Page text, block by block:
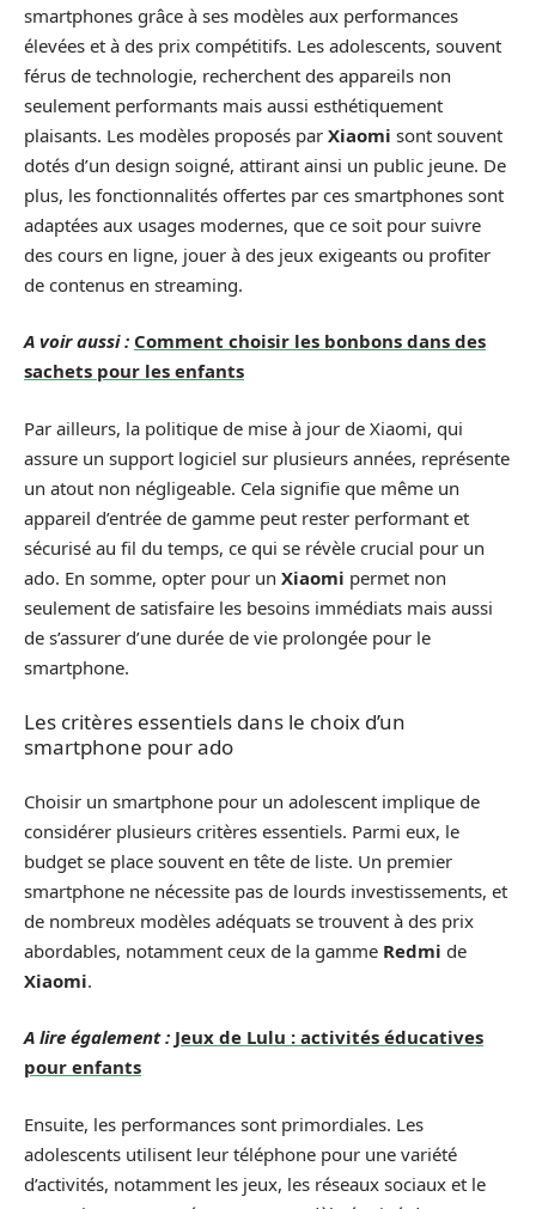
smartphones grâce à ses modèles aux performances
élevées et à des prix compétitifs. Les adolescents, souvent
férus de technologie, recherchent des appareils non
seulement performants mais aussi esthétiquement
plaisants. Les modèles proposés par Xiaomi sont souvent
dotés d’un design soigné, attirant ainsi un public jeune. De
plus, les fonctionnalités offertes par ces smartphones sont
adaptées aux usages modernes, que ce soit pour suivre
des cours en ligne, jouer à des jeux exigeants ou profiter
de contenus en streaming.
A voir aussi : Comment choisir les bonbons dans des
sachets pour les enfants
Par ailleurs, la politique de mise à jour de Xiaomi, qui
assure un support logiciel sur plusieurs années, représente
un atout non négligeable. Cela signifie que même un
appareil d’entrée de gamme peut rester performant et
sécurisé au fil du temps, ce qui se révèle crucial pour un
ado. En somme, opter pour un Xiaomi permet non
seulement de satisfaire les besoins immédiats mais aussi
de s’assurer d’une durée de vie prolongée pour le
smartphone.
Les critères essentiels dans le choix d’un
smartphone pour ado
Choisir un smartphone pour un adolescent implique de
considérer plusieurs critères essentiels. Parmi eux, le
budget se place souvent en tête de liste. Un premier
smartphone ne nécessite pas de lourds investissements, et
de nombreux modèles adéquats se trouvent à des prix
abordables, notamment ceux de la gamme Redmi de
Xiaomi.
A lire également : Jeux de Lulu : activités éducatives
pour enfants
Ensuite, les performances sont primordiales. Les
adolescents utilisent leur téléphone pour une variété
d’activités, notamment les jeux, les réseaux sociaux et le